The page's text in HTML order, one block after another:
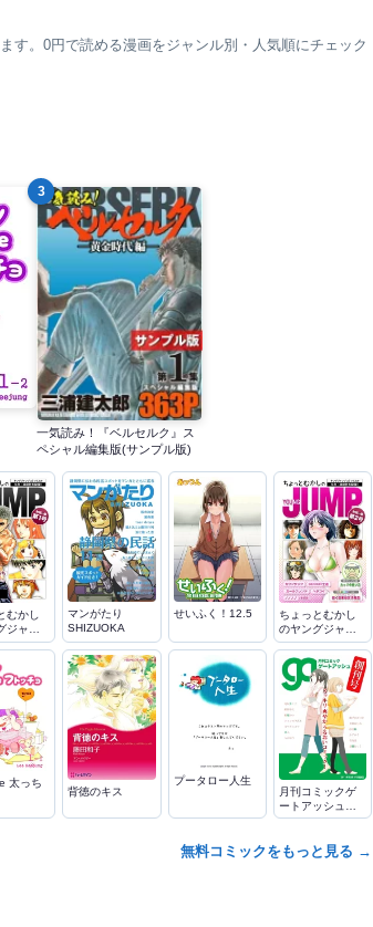
す。0円で読める漫画をジャンル別・人気順にチェック
3
一気読み！『ベルセルク』ス
ペシャル編集版(サンプル版)
むかし
ジャン
マンがたり
SHIZUOKA
せいふく！12.5
ちょっとむかし
のヤングジャン
プ 2号
太っち
背徳のキス
プータロー人生
月刊コミックゲ
ートアッシュ創
刊号
無料コミックをもっと見る →